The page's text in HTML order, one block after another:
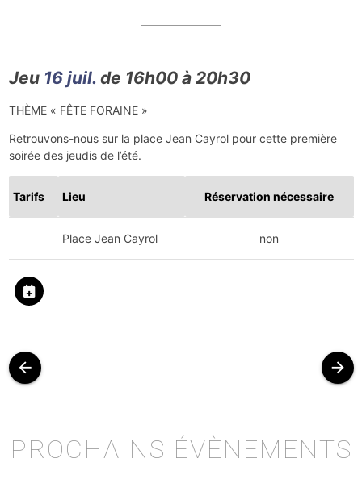
Jeu 16 juil.de 16h00 à 20h30
THÈME « FÊTE FORAINE »
Retrouvons-nous sur la place Jean Cayrol pour cette première
soirée des jeudis de l’été.
Tarifs Lieu Réservation nécessaire
Place Jean Cayrol non
arrow_back arrow_forward
PROCHAINS ÉVÈNEMENTS